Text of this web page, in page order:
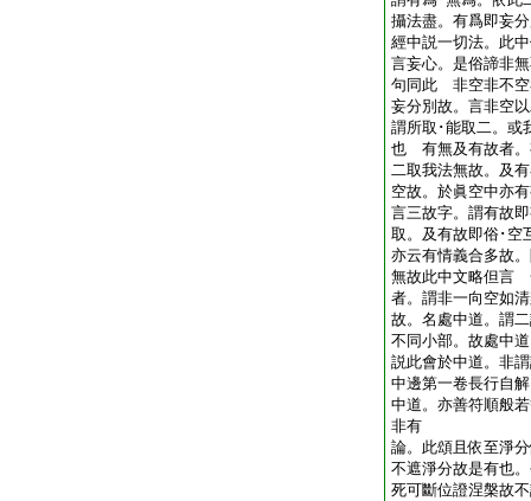
攝法盡。有爲即妄
經中説一切法。此
言妄心。是俗諦非
句同此 非空非不空
妄分別故。言非空
謂所取･能取二。或
也 有無及有故者。
二取我法無故。及
空故。於眞空中亦
言三故字。謂有故
取。及有故即俗･空
亦云有情義合多故
無故此中文略但言
者。謂非一向空如
故。名處中道。謂
不同小部。故處中
説此會於中道。非
中邊第一卷長行自
中道。亦善符順般
非有
論。此頌且依至淨
不遮淨分故是有也
死可斷位證涅槃故